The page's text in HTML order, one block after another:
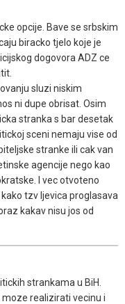
opcije. Bave se srbskim
biracko tjelo koje je
dogovora ADZ ce
sluzi niskim
ni dupe obrisat. Osim
stranka s bar desetak
sceni nemaju vise od
stranke ili cak van
agencije nego kao
I vec otvoteno
tzv ljevica proglasava
kakav nisu jos od
strankama u BiH.
moze realizirati vecinu i